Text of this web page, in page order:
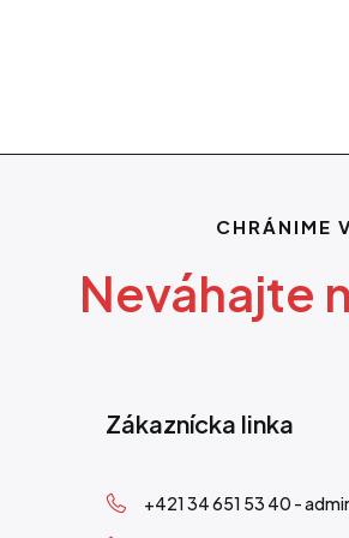
CHRÁNIME
Neváhajte
Zákaznícka linka
+421 34 651 53 40 -